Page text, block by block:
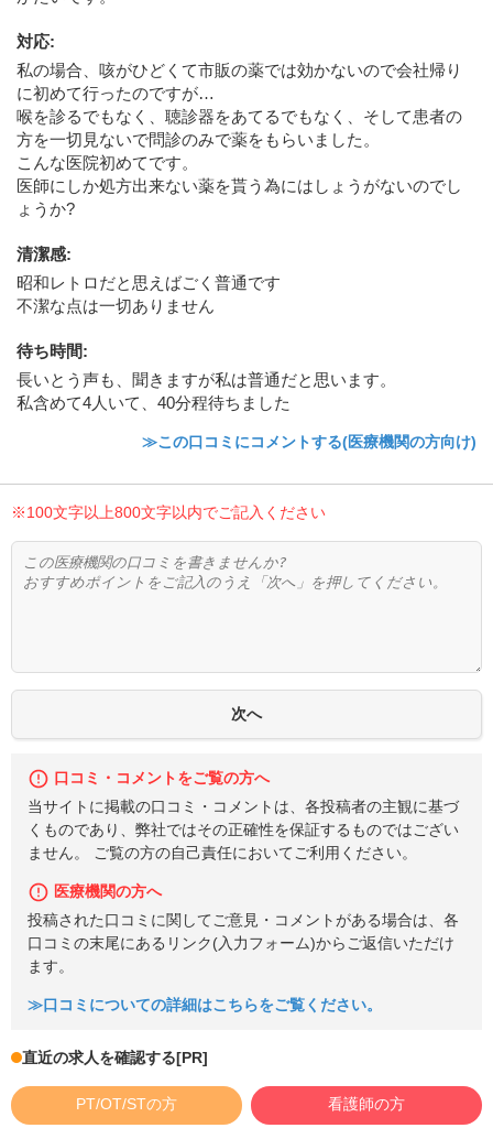
対応:
私の場合、咳がひどくて市販の薬では効かないので会社帰り
に初めて行ったのですが…
喉を診るでもなく、聴診器をあてるでもなく、そして患者の
方を一切見ないで問診のみで薬をもらいました。
こんな医院初めてです。
医師にしか処方出来ない薬を貰う為にはしょうがないのでし
ょうか?
清潔感:
昭和レトロだと思えばごく普通です
不潔な点は一切ありません
待ち時間:
長いとう声も、聞きますが私は普通だと思います。
私含めて4人いて、40分程待ちました
≫この口コミにコメントする(医療機関の方向け)
※100文字以上800文字以内でご記入ください
口コミ・コメントをご覧の方へ
当サイトに掲載の口コミ・コメントは、各投稿者の主観に基づ
くものであり、弊社ではその正確性を保証するものではござい
ません。 ご覧の方の自己責任においてご利用ください。
医療機関の方へ
投稿された口コミに関してご意見・コメントがある場合は、各
口コミの末尾にあるリンク(入力フォーム)からご返信いただけ
ます。
≫口コミについての詳細はこちらをご覧ください。
直近の求人を確認する[PR]
PT/OT/STの方 看護師の方